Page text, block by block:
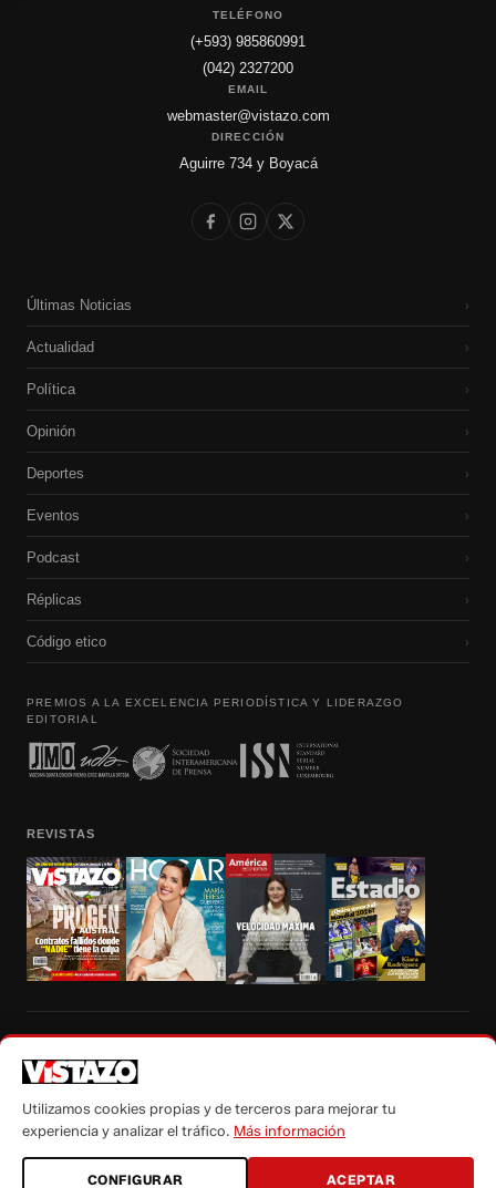
TELÉFONO
(+593) 985860991
(042) 2327200
EMAIL
webmaster@vistazo.com
DIRECCIÓN
Aguirre 734 y Boyacá
Últimas Noticias ›
Actualidad ›
Política ›
Opinión ›
Deportes ›
Eventos ›
Podcast ›
Réplicas ›
Código etico ›
PREMIOS A LA EXCELENCIA PERIODÍSTICA Y LIDERAZGO
EDITORIAL
REVISTAS
autorización escrita de su titular, de todos los contenidos de Vistazo.com.
Utilizamos cookies propias y de terceros para mejorar tu
experiencia y analizar el tráfico. Más información
CONFIGURAR ACEPTAR